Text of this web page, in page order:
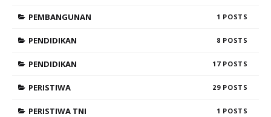
PEMBANGUNAN 1
PENDIDIKAN 8
PENDIDIKAN 17
PERISTIWA 29
PERISTIWA TNI 1